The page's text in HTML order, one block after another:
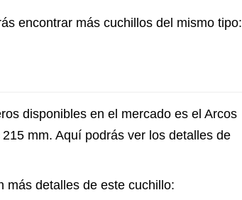
encontrar más cuchillos del mismo tipo:
disponibles en el mercado es el Arcos
mm. Aquí podrás ver los detalles de
más detalles de este cuchillo: